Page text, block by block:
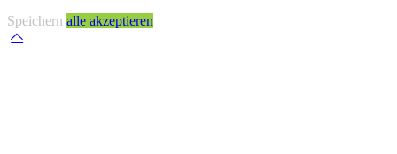
Speichern alle akzeptieren